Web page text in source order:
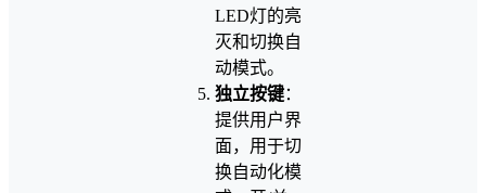
LED灯的亮
灭和切换自
动模式。
独立按键：
提供用户界
面，用于切
换自动化模